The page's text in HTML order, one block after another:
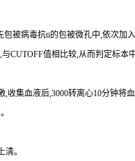
包被病毒抗ti的包被微孔中,依次加入
,与CUTOFF值相比较,从而判定标本
,收集血液后,3000转离心10分钟将
清。